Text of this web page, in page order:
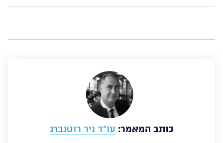
כותב המאמר: עו”ד ניר רוטנברג